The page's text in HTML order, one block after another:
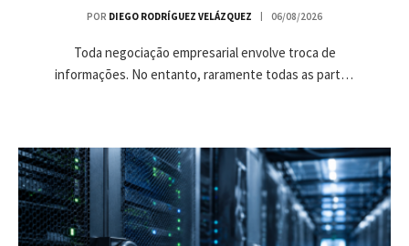
POR DIEGO RODRÍGUEZ VELÁZQUEZ 06/08/2026
Toda negociação empresarial envolve troca de
informações. No entanto, raramente todas as partes